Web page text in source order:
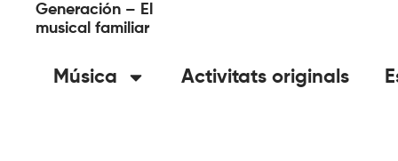
Generación – El
musical familiar
Música Activitats originals